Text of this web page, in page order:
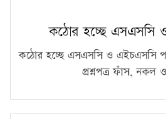
কঠোর হচ্ছে এসএসসি
কঠোর হচ্ছে এসএসসি ও এইচএসসি
প্রশ্নপত্র ফাঁস, নকল